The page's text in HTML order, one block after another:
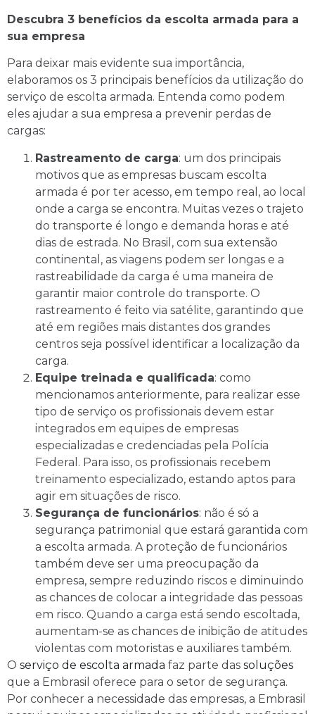
Descubra 3 benefícios da escolta armada para a
sua empresa
Para deixar mais evidente sua importância,
elaboramos os 3 principais benefícios da utilização do
serviço de escolta armada. Entenda como podem
eles ajudar a sua empresa a prevenir perdas de
cargas:
Rastreamento de carga: um dos principais
motivos que as empresas buscam escolta
armada é por ter acesso, em tempo real, ao local
onde a carga se encontra. Muitas vezes o trajeto
do transporte é longo e demanda horas e até
dias de estrada. No Brasil, com sua extensão
continental, as viagens podem ser longas e a
rastreabilidade da carga é uma maneira de
garantir maior controle do transporte. O
rastreamento é feito via satélite, garantindo que
até em regiões mais distantes dos grandes
centros seja possível identificar a localização da
carga.
Equipe treinada e qualificada: como
mencionamos anteriormente, para realizar esse
tipo de serviço os profissionais devem estar
integrados em equipes de empresas
especializadas e credenciadas pela Polícia
Federal. Para isso, os profissionais recebem
treinamento especializado, estando aptos para
agir em situações de risco.
Segurança de funcionários: não é só a
segurança patrimonial que estará garantida com
a escolta armada. A proteção de funcionários
também deve ser uma preocupação da
empresa, sempre reduzindo riscos e diminuindo
as chances de colocar a integridade das pessoas
em risco. Quando a carga está sendo escoltada,
aumentam-se as chances de inibição de atitudes
violentas com motoristas e auxiliares também.
O serviço de escolta armada faz parte das soluções
que a Embrasil oferece para o setor de segurança.
Por conhecer a necessidade das empresas, a Embrasil